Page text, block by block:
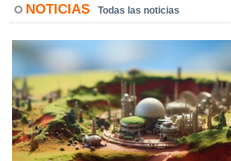
NOTICIAS Todas las noticias